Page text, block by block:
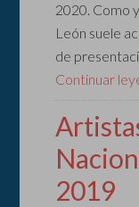
2020. Como
León suele
de
Continuar
2019